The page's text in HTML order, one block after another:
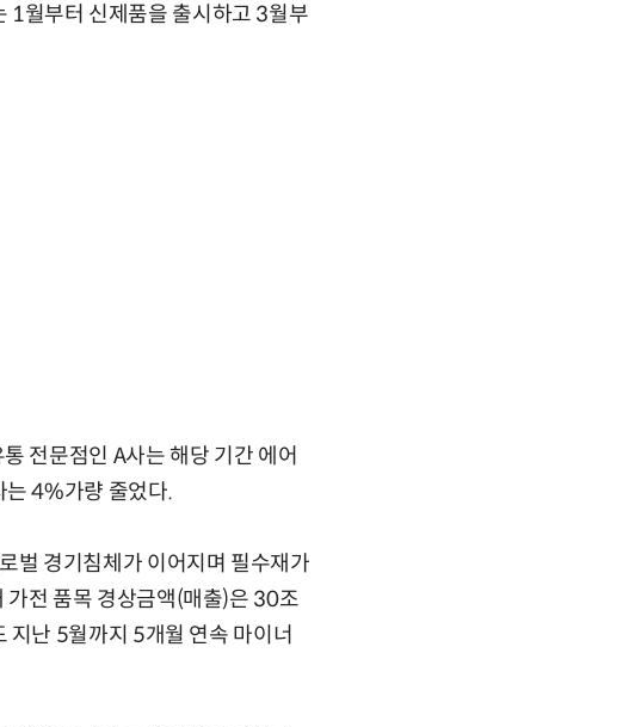
1월부터 신제품을 출시하고 3월부
전문점인 A사는 해당 기간 에어
는 4%가량 줄었다.
벌 경기침체가 이어지며 필수재가
가전 품목 경상금액(매출)은 30조
난 5월까지 5개월 연속 마이너